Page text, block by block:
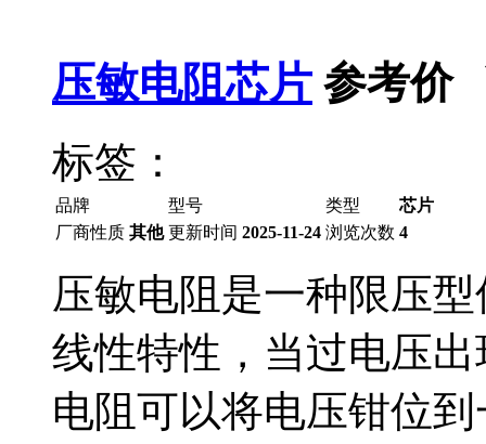
压敏电阻芯片 参考价
标签：
品牌 型号 类型
芯片
厂商性质 其他 更新时间 2025-11-24 浏览次数 4
压敏电阻是一种限压
线性特性，当过电压
电阻可以将电压钳位